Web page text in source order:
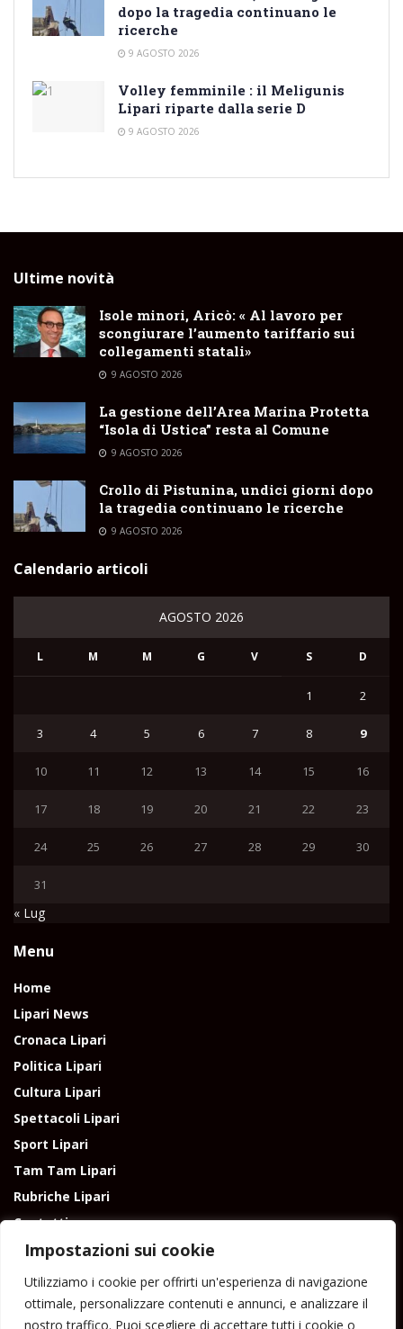
Impostazioni sui cookie
Utilizziamo i cookie per offrirti un'esperienza di navigazione
ottimale, personalizzare contenuti e annunci, e analizzare il
nostro traffico. Puoi scegliere di accettare tutti i cookie o
dopo la tragedia continuano le
ricerche
9 AGOSTO 2026
Volley femminile : il Meligunis
Lipari riparte dalla serie D
9 AGOSTO 2026
Ultime novità
Isole minori, Aricò: « Al lavoro per
scongiurare l’aumento tariffario sui
collegamenti statali»
9 AGOSTO 2026
La gestione dell’Area Marina Protetta
“Isola di Ustica” resta al Comune
9 AGOSTO 2026
Crollo di Pistunina, undici giorni dopo
la tragedia continuano le ricerche
9 AGOSTO 2026
Calendario articoli
AGOSTO 2026
L M M G V S D
1 2
3 4 5 6 7 8 9
10 11 12 13 14 15 16
17 18 19 20 21 22 23
24 25 26 27 28 29 30
31
« Lug
Menu
Home
Lipari News
Cronaca Lipari
Politica Lipari
Cultura Lipari
Spettacoli Lipari
Sport Lipari
Tam Tam Lipari
Rubriche Lipari
Contatti